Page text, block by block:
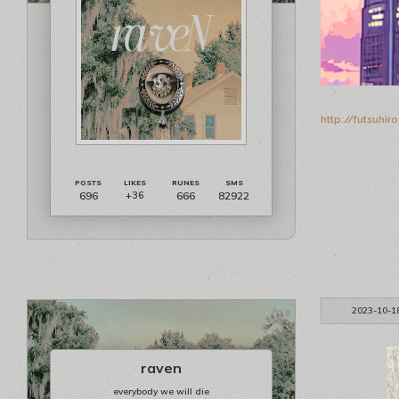
696 +36 666 82922
http://
2023-10-
raven
everybody we will die